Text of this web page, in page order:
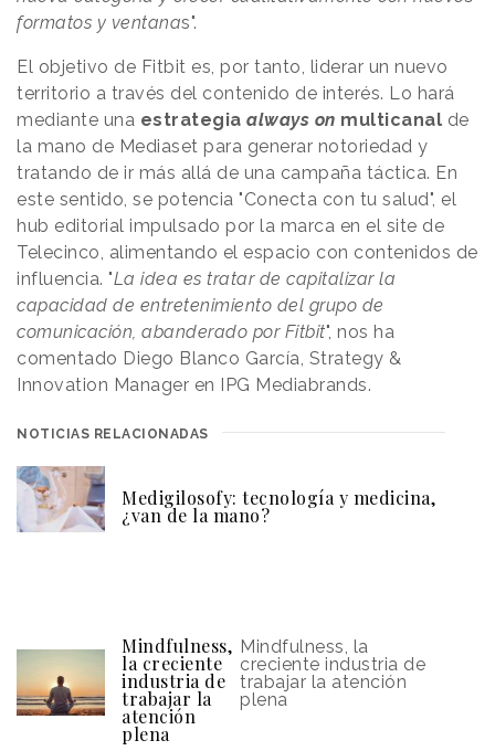
formatos y ventanas".
El objetivo de Fitbit es, por tanto, liderar un nuevo
territorio a través del contenido de interés. Lo hará
mediante una estrategia always on multicanal de
la mano de Mediaset para generar notoriedad y
tratando de ir más allá de una campaña táctica. En
este sentido, se potencia "Conecta con tu salud", el
hub editorial impulsado por la marca en el site de
Telecinco, alimentando el espacio con contenidos de
influencia. "La idea es tratar de capitalizar la
capacidad de entretenimiento del grupo de
comunicación, abanderado por Fitbit", nos ha
comentado Diego Blanco García, Strategy &
Innovation Manager en IPG Mediabrands.
NOTICIAS RELACIONADAS
Medigilosofy: tecnología y medicina,
¿van de la mano?
Mindfulness,
la creciente
industria de
trabajar la
atención
plena
Mindfulness, la
creciente industria de
trabajar la atención
plena